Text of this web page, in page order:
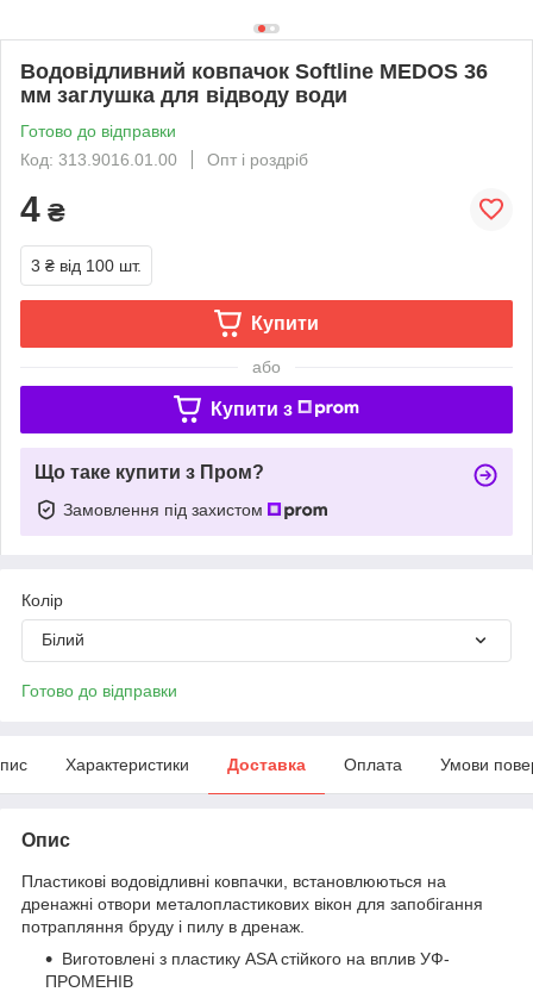
Водовідливний ковпачок Softline MEDOS 36
мм заглушка для відводу води
Готово до відправки
Код: 313.9016.01.00
Опт і роздріб
4 ₴
3 ₴ від 100 шт.
Купити
або
Купити з
Що таке купити з Пром?
Замовлення під захистом
Колір
Білий
Готово до відправки
Характеристики Доставка Оплата Умови
Опис
Пластикові водовідливні ковпачки, встановлюються на
дренажні отвори металопластикових вікон для запобігання
потрапляння бруду і пилу в дренаж.
Виготовлені з пластику ASA стійкого на вплив УФ-
ПРОМЕНІВ